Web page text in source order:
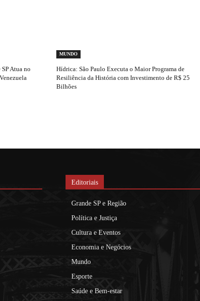
Atua no
MUNDO
Hídrica: São Paulo Executa o Maior Programa de
Resiliência da História com Investimento de R$ 25
Bilhões
Editoriais
Grande SP e Região
Política e Justiça
Cultura e Eventos
Economia e Negócios
Mundo
Esporte
Saúde e Bem-estar